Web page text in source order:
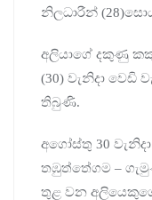
නිලධාරීන්
අලියාගේ දකුණු
(30) වැනිදා
තිබුණි.
අගෝස්තු 30 වැනිදා
තඹුත්තේගම –
තුළ වන